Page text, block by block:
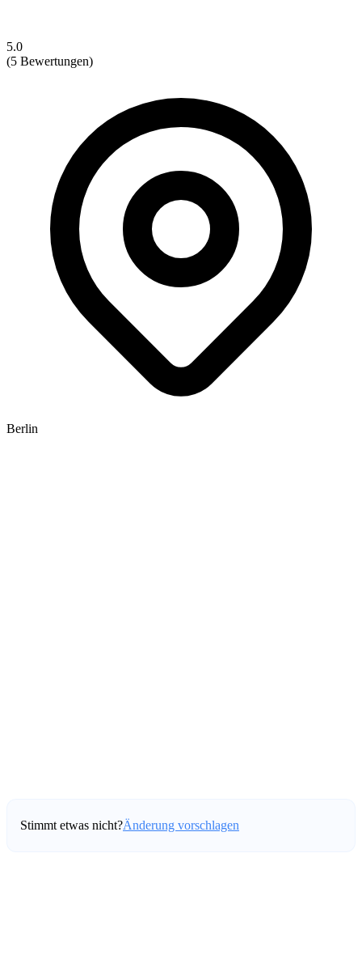
5.0
(5 Bewertungen)
Berlin
Stimmt etwas nicht?Änderung vorschlagen